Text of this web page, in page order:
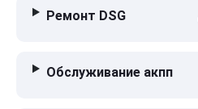
Ремонт DSG
Обслуживание акпп